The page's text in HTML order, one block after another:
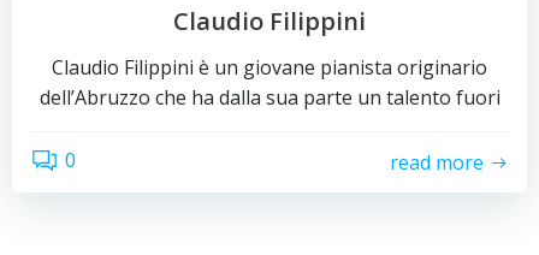
Claudio Filippini
Claudio Filippini è un giovane pianista originario
dell’Abruzzo che ha dalla sua parte un talento fuori
0 read more